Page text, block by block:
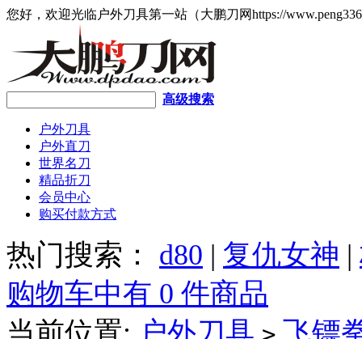
您好，欢迎光临户外刀具第一站（大鹏刀网https://
高级搜索
户外刀具
户外直刀
世界名刀
精品折刀
会员中心
购买付款方式
热门搜索： d80 | 复仇女神 |
购物车中有 0 件商品
当前位置: 户外刀具
飞镖